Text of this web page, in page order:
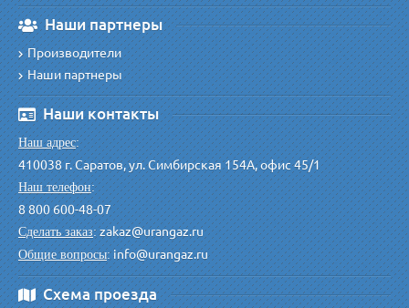
Наши партнеры
Производители
Наши партнеры
Наши контакты
Наш адрес:
410038 г. Саратов, ул. Симбирская 154А, офис 45/1
Наш телефон:
8 800 600-48-07
Сделать заказ:zakaz@urangaz.ru
Общие вопросы:info@urangaz.ru
Схема проезда